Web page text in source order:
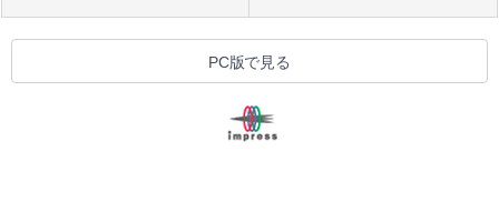
PC版で見る